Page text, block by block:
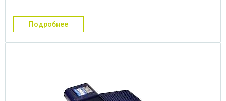
подробнее